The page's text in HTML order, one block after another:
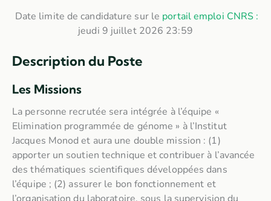
Date limite de candidature sur le portail emploi CNRS :
jeudi 9 juillet 2026 23:59
Description du Poste
Les Missions
La personne recrutée sera intégrée à l’équipe «
Elimination programmée de génome » à l’Institut
Jacques Monod et aura une double mission : (1)
apporter un soutien technique et contribuer à l’avancée
des thématiques scientifiques développées dans
l’équipe ; (2) assurer le bon fonctionnement et